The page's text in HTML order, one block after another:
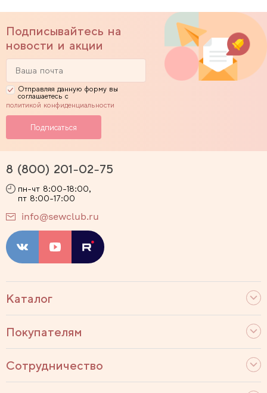
Подписывайтесь на
новости и акции
Отправляя данную форму вы
соглашаетесь с
политикой конфиденциальности
Каталог
Покупателям
Сотрудничество
8 (800) 201-02-75
пн-чт 8:00-18:00,
пт 8:00-17:00
info@sewclub.ru